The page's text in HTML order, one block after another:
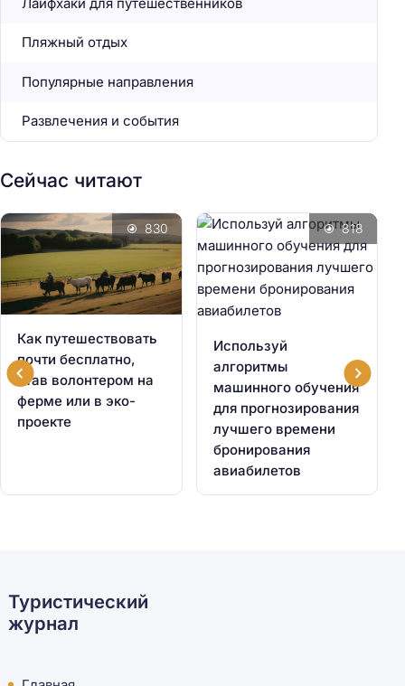
Пляжный отдых
Популярные направления
Развлечения и события
Сейчас читают
Как путешествовать
почти бесплатно,
став волонтером на
ферме или в эко-
проекте
830
Используй
алгоритмы
машинного обучения
для прогнозирования
лучшего времени
бронирования
авиабилетов
818
Туристический
журнал